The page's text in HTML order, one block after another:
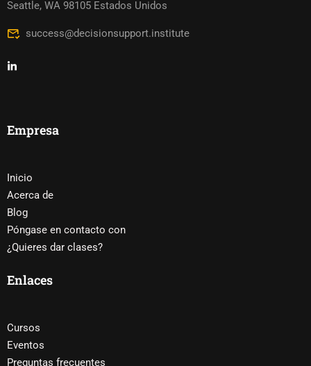
Seattle, WA 98105 Estados Unidos
success@decisionsupport.institute
Empresa
Inicio
Acerca de
Blog
Póngase en contacto con
¿Quieres dar clases?
Enlaces
Cursos
Eventos
Preguntas frecuentes